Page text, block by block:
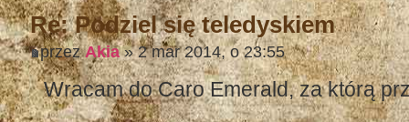
Re: Podziel się teledyskiem
przezAkia» 2 mar 2014, o 23:55
Wracam do Caro Emerald, za którą